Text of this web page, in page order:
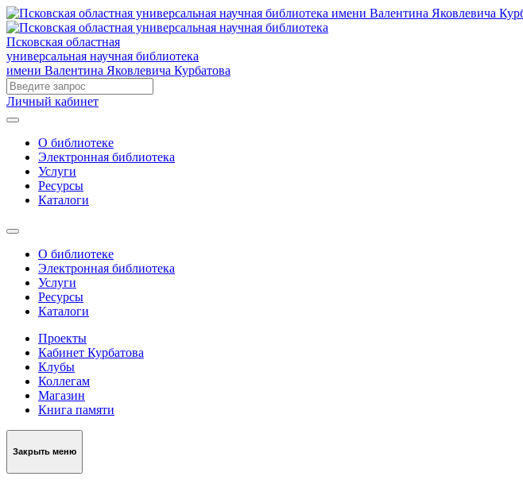
Псковская областная
универсальная научная библиотека
имени Валентина Яковлевича Курбатова
Личный кабинет
О библиотеке
Электронная библиотека
Услуги
Ресурсы
Каталоги
О библиотеке
Электронная библиотека
Услуги
Ресурсы
Каталоги
Проекты
Кабинет Курбатова
Клубы
Коллегам
Магазин
Книга памяти
Закрыть меню